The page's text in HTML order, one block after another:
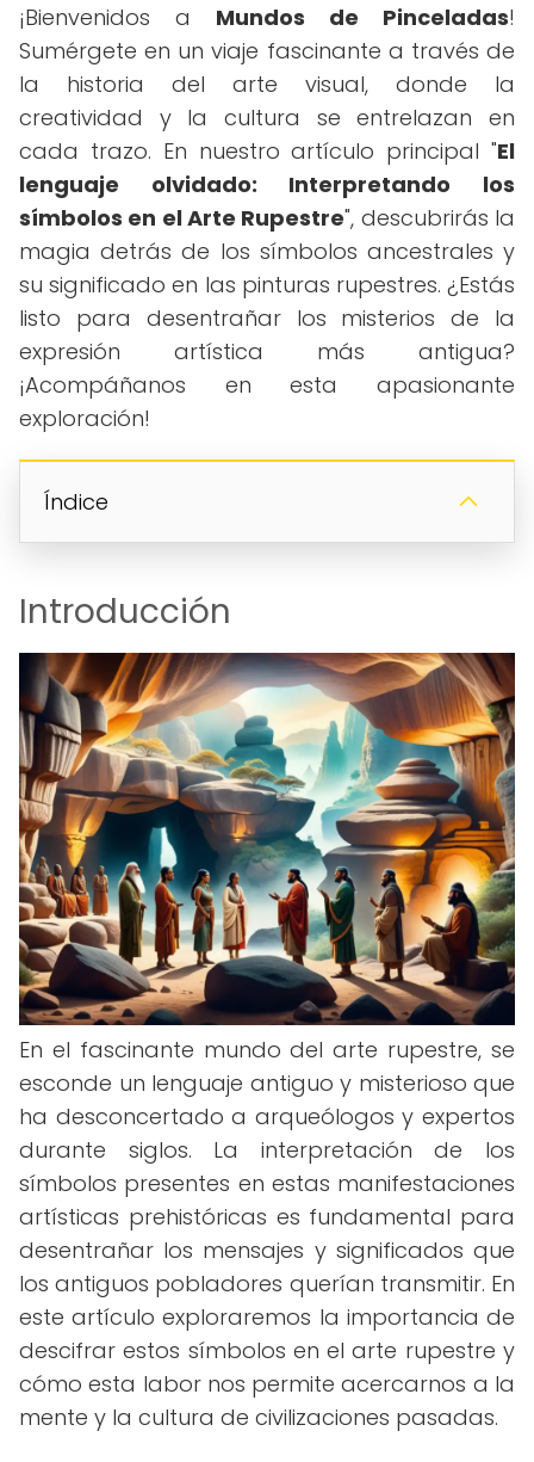
¡Bienvenidos a Mundos de Pinceladas!
Sumérgete en un viaje fascinante a través de
la historia del arte visual, donde la
creatividad y la cultura se entrelazan en
cada trazo. En nuestro artículo principal "El
lenguaje olvidado: Interpretando los
símbolos en el Arte Rupestre", descubrirás la
magia detrás de los símbolos ancestrales y
su significado en las pinturas rupestres. ¿Estás
listo para desentrañar los misterios de la
expresión artística más antigua?
¡Acompáñanos en esta apasionante
exploración!
Índice
Introducción
En el fascinante mundo del arte rupestre, se
esconde un lenguaje antiguo y misterioso que
ha desconcertado a arqueólogos y expertos
durante siglos. La interpretación de los
símbolos presentes en estas manifestaciones
artísticas prehistóricas es fundamental para
desentrañar los mensajes y significados que
los antiguos pobladores querían transmitir. En
este artículo exploraremos la importancia de
descifrar estos símbolos en el arte rupestre y
cómo esta labor nos permite acercarnos a la
mente y la cultura de civilizaciones pasadas.